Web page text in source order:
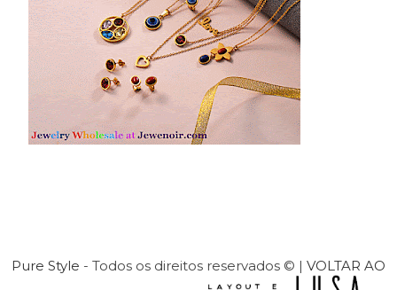
Pure Style - Todos os direitos reservados © | VOLTAR AO